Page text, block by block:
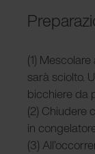
(1)
sarà sciolto.
bicchiere da
(2) Chiudere
in
(3)